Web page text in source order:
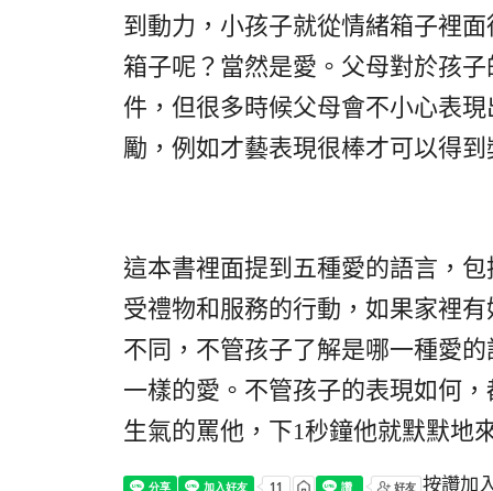
到動力，小孩子就從情緒箱子裡
箱子呢？當然是愛。父母對於孩
件，但很多時候父母會不小心表
勵，例如才藝表現很棒才可以得
這本書裡面提到五種愛的語言，
受禮物和服務的行動，如果家裡
不同，不管孩子了解是哪一種愛
一樣的愛。不管孩子的表現如何
生氣的罵他，下1秒鐘他就默默地
按讚加